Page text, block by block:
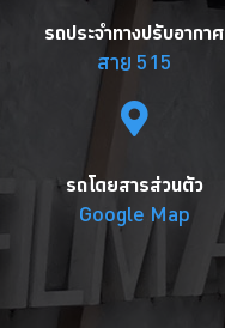
รถประจำทางปรับอากาศ
สาย 515
รถโดยสารส่วนตัว
Google Map